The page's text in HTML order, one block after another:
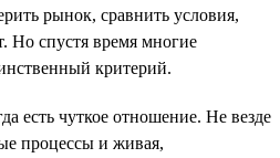
рынок, сравнить условия,
Но спустя время многие
критерий.
есть чуткое отношение. Не везде
процессы и живая,